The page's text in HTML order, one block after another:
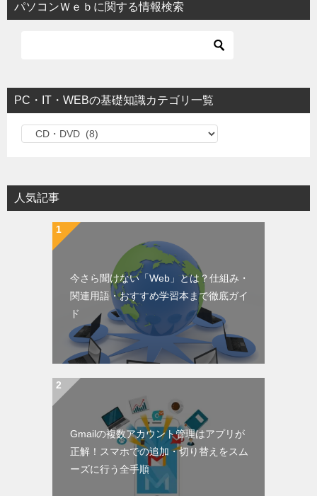
パソコンＷｅｂに関する情報検索
PC・IT・WEBの基礎知識カテゴリ一覧
PC・IT・WEBの基礎知識カテゴリ一覧
人気記事
今さら聞けない「Web」とは？仕組み・
関連用語・おすすめ学習本まで徹底ガイ
ド
Gmailの複数アカウント管理はアプリが
正解！スマホでの追加・切り替えをスム
ーズに行う全手順